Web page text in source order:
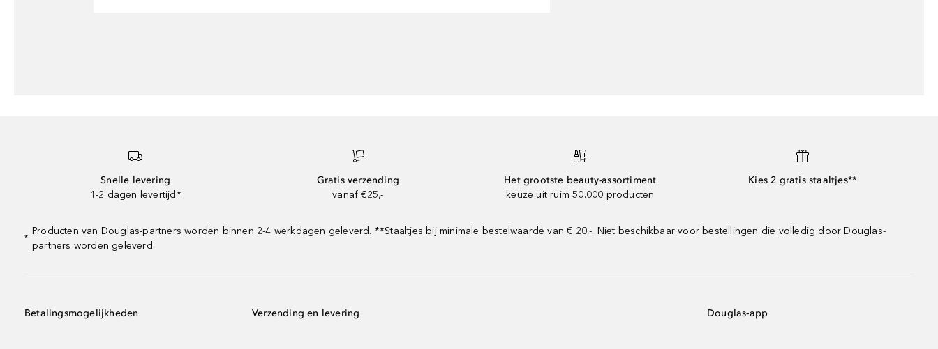
Snelle levering
1-2 dagen levertijd*
Gratis verzending
vanaf €25,-
Het grootste beauty-assortiment
keuze uit ruim 50.000 producten
Kies 2 gratis staaltjes**
*
Producten van Douglas-partners worden binnen 2-4 werkdagen geleverd. **Staaltjes bij minimale bestelwaarde van € 20,-. Niet beschikbaar voor bestellingen die volledig door Douglas-
partners worden geleverd.
Betalingsmogelijkheden Verzending en levering Douglas-app